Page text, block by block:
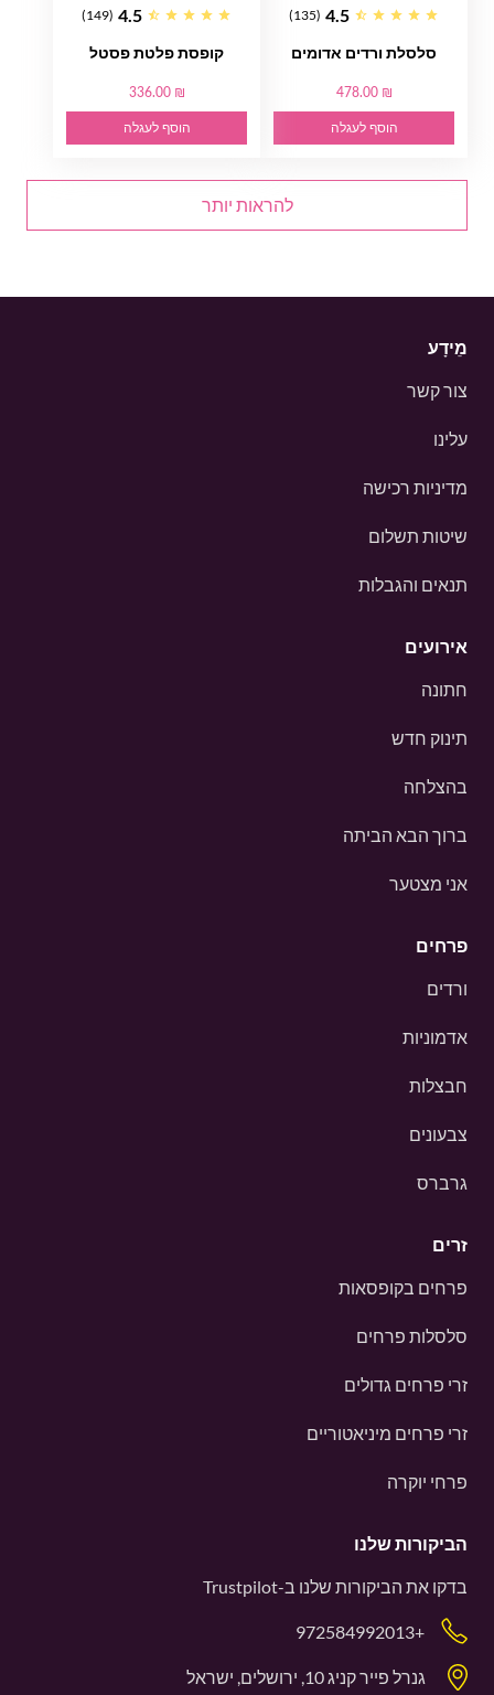
4.5
(135)
סלסלת ורדים אדומים
478.00 ₪
הוסף לעגלה
4.5
(149)
קופסת פלטת פסטל
336.00 ₪
הוסף לעגלה
להראות יותר
מֵידָע
צור קשר
עלינו
מדיניות רכישה
שיטות תשלום
תנאים והגבלות
אירועים
חתונה
תינוק חדש
בהצלחה
ברוך הבא הביתה
אני מצטער
פרחים
ורדים
אדמוניות
חבצלות
צבעונים
גרברס
זרים
פרחים בקופסאות
סלסלות פרחים
זרי פרחים גדולים
זרי פרחים מיניאטוריים
פרחי יוקרה
הביקורות שלנו
בדקו את הביקורות שלנו ב-Trustpilot
+972584992013
גנרל פייר קניג 10, ירושלים, ישראל